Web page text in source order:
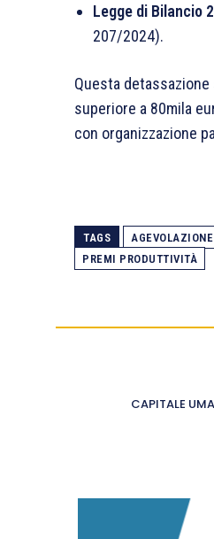
Legge di Bilancio
207/2024).
Questa
superiore a 80mila
con organizzazione
TAGS
PREMI PRODUTTIVITÀ
CAPITALE